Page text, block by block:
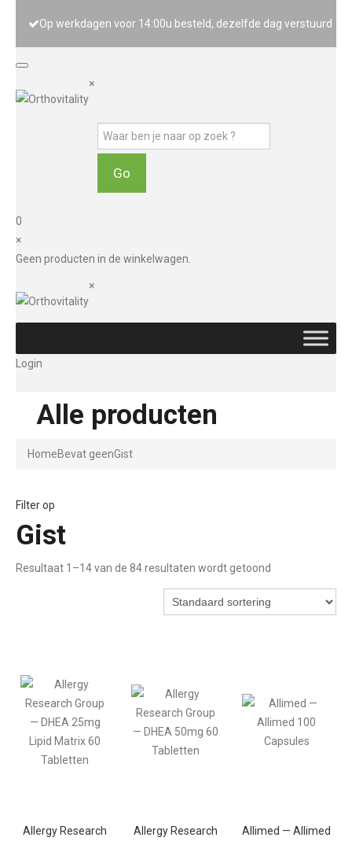
Op werkdagen voor 14:00u besteld, dezelfde dag verstuurd
×
0
×
Geen producten in de winkelwagen.
×
Login
Alle producten
HomeBevat geenGist
Filter op
Gist
Resultaat 1–14 van de 84 resultaten wordt getoond
Allergy Research
Allergy Research
Allimed — Allimed